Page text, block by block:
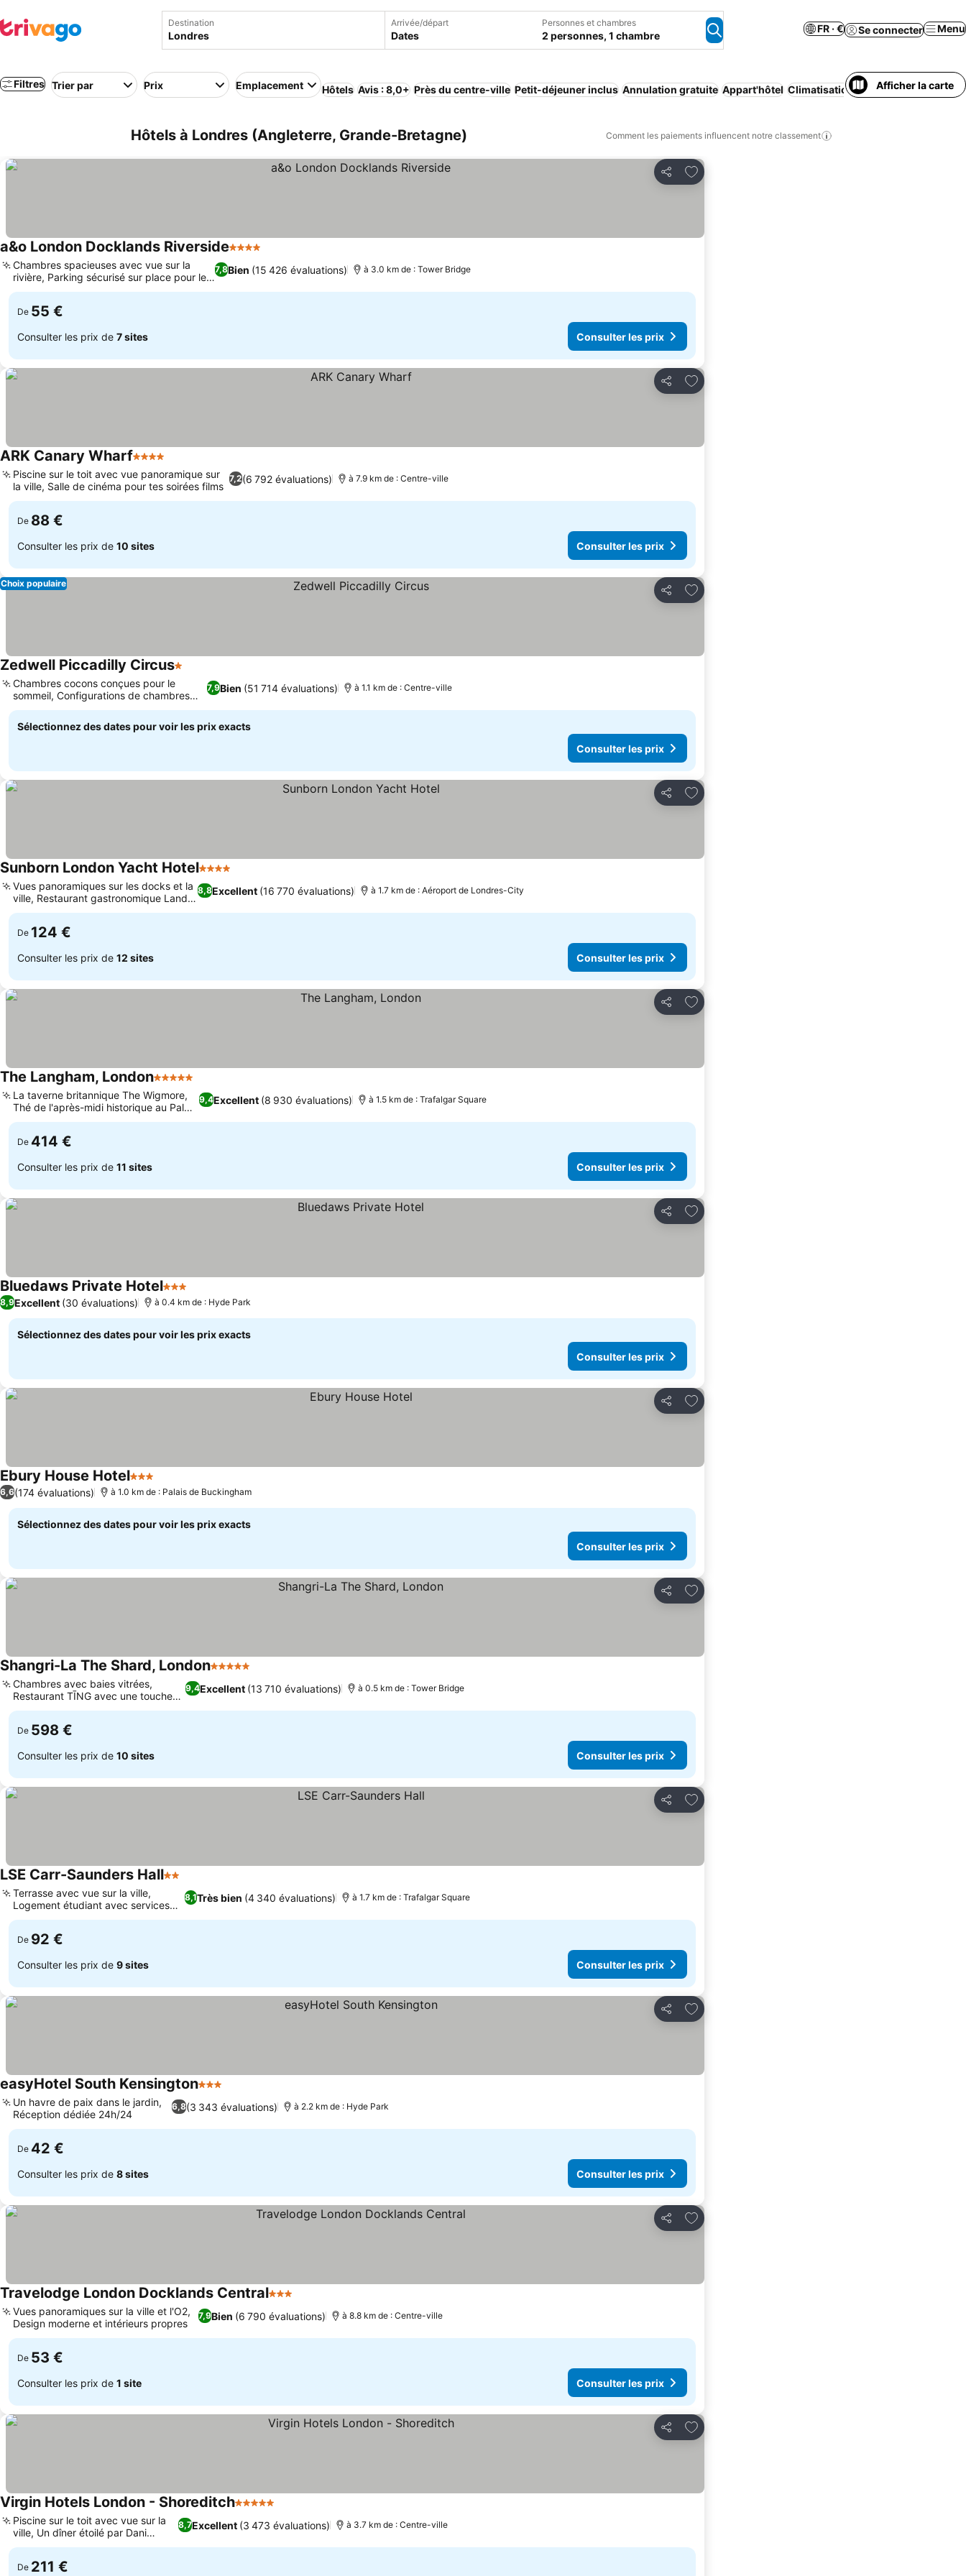
Destination Arrivée/départ
Dates
Personnes et chambres
2 personnes, 1 chambre
FR · € Se connecter Menu
Filtres Trier par Prix Emplacement Hôtels Avis : 8,0+ Près du centre-ville Petit-déjeuner inclus Annulation gratuite Appart'hôtel Climatisation Wi-Fi Piscine
Afficher la carte
Hôtels à Londres (Angleterre, Grande-Bretagne) Comment les paiements influencent notre classement
Partager
Ajouter à mes favoris
a&o London Docklands Riverside4 Étoiles
7,8Bien (15 426 évaluations)
Chambres spacieuses avec vue sur la
rivière, Parking sécurisé sur place pour les
clients
à 3.0 km de : Tower Bridge
De 55 €
Consulter les prix de 7 sites Consulter les prix
Partager
Ajouter à mes favoris
ARK Canary Wharf4 Étoiles
7,2(6 792 évaluations)
Piscine sur le toit avec vue panoramique sur
la ville, Salle de cinéma pour tes soirées films
à 7.9 km de : Centre-ville
De 88 €
Consulter les prix de 10 sites Consulter les prix
Partager
Ajouter à mes favoris
Choix populaire
Zedwell Piccadilly Circus1 Étoiles
7,9Bien (51 714 évaluations)
Chambres cocons conçues pour le
sommeil, Configurations de chambres
flexibles
à 1.1 km de : Centre-ville
Sélectionnez des dates pour voir les prix exacts
Consulter les prix
Partager
Ajouter à mes favoris
Sunborn London Yacht Hotel4 Étoiles
8,8Excellent (16 770 évaluations)
Vues panoramiques sur les docks et la
ville, Restaurant gastronomique Lands
End
à 1.7 km de : Aéroport de Londres-City
De 124 €
Consulter les prix de 12 sites Consulter les prix
Partager
Ajouter à mes favoris
The Langham, London5 Étoiles
9,4Excellent (8 930 évaluations)
La taverne britannique The Wigmore,
Thé de l'après-midi historique au Palm
Court
à 1.5 km de : Trafalgar Square
De 414 €
Consulter les prix de 11 sites Consulter les prix
Partager
Ajouter à mes favoris
Bluedaws Private Hotel3 Étoiles
8,9Excellent (30 évaluations) à 0.4 km de : Hyde Park
Sélectionnez des dates pour voir les prix exacts
Consulter les prix
Partager
Ajouter à mes favoris
Ebury House Hotel3 Étoiles
6,6(174 évaluations) à 1.0 km de : Palais de Buckingham
Sélectionnez des dates pour voir les prix exacts
Consulter les prix
Partager
Ajouter à mes favoris
Shangri-La The Shard, London5 Étoiles
9,4Excellent (13 710 évaluations)
Chambres avec baies vitrées,
Restaurant TĪNG avec une touche
asiatique
à 0.5 km de : Tower Bridge
De 598 €
Consulter les prix de 10 sites Consulter les prix
Partager
Ajouter à mes favoris
LSE Carr-Saunders Hall2 Étoiles
8,1Très bien (4 340 évaluations)
Terrasse avec vue sur la ville,
Logement étudiant avec services
hôteliers
à 1.7 km de : Trafalgar Square
De 92 €
Consulter les prix de 9 sites Consulter les prix
Partager
Ajouter à mes favoris
easyHotel South Kensington3 Étoiles
6,8(3 343 évaluations)
Un havre de paix dans le jardin,
Réception dédiée 24h/24
à 2.2 km de : Hyde Park
De 42 €
Consulter les prix de 8 sites Consulter les prix
Partager
Ajouter à mes favoris
Travelodge London Docklands Central3 Étoiles
7,9Bien (6 790 évaluations)
Vues panoramiques sur la ville et l'O2,
Design moderne et intérieurs propres
à 8.8 km de : Centre-ville
De 53 €
Consulter les prix de 1 site Consulter les prix
Partager
Ajouter à mes favoris
Virgin Hotels London - Shoreditch5 Étoiles
8,7Excellent (3 473 évaluations)
Piscine sur le toit avec vue sur la
ville, Un dîner étoilé par Dani
García
à 3.7 km de : Centre-ville
De 211 €